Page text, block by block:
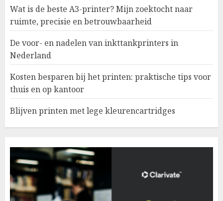
Wat is de beste A3-printer? Mijn zoektocht naar
ruimte, precisie en betrouwbaarheid
De voor- en nadelen van inkttankprinters in
Nederland
Kosten besparen bij het printen: praktische tips voor
thuis en op kantoor
Blijven printen met lege kleurencartridges